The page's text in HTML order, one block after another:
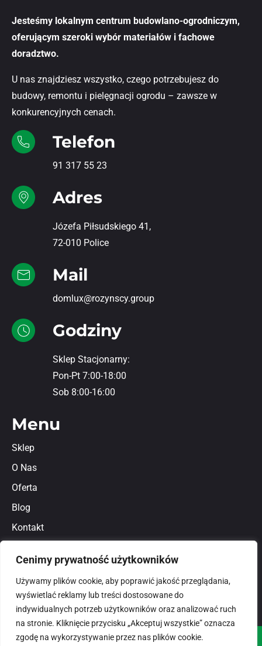
Cenimy prywatność użytkowników
Używamy plików cookie, aby poprawić jakość przeglądania,
wyświetlać reklamy lub treści dostosowane do
indywidualnych potrzeb użytkowników oraz analizować ruch
na stronie. Kliknięcie przycisku „Akceptuj wszystkie” oznacza
zgodę na wykorzystywanie przez nas plików cookie.
Jesteśmy lokalnym centrum budowlano-ogrodniczym,
oferującym szeroki wybór materiałów i fachowe
doradztwo.
U nas znajdziesz wszystko, czego potrzebujesz do
budowy, remontu i pielęgnacji ogrodu – zawsze w
konkurencyjnych cenach.
Telefon
91 317 55 23
Adres
Józefa Piłsudskiego 41,
72-010 Police
Mail
domlux@rozynscy.group
Godziny
Sklep Stacjonarny:
Pon-Pt 7:00-18:00
Sob 8:00-16:00
Menu
Sklep
O Nas
Oferta
Blog
Kontakt
Polityka prywatności